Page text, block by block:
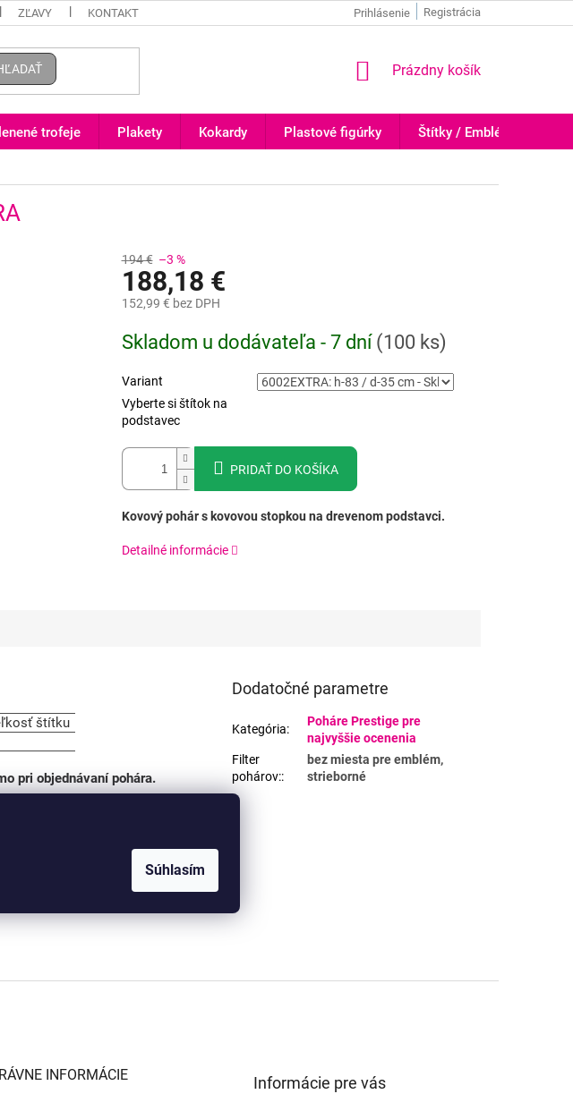
Súhlasím
ZĽAVY KONTAKT Registrácia
Prihlásenie
NÁKUPNÝ
Prázdny košík
trofeje Plakety Kokardy Plastové figúrky Štítky / Emblémy
194 € –3 %
188,18 €
152,99 € bez DPH
cena:
Skladom u dodávateľa - 7 dní (100 ks)
Variant
Vyberte si štítok na
podstavec
PRIDAŤ DO KOŠÍKA
Kovový pohár s kovovou stopkou na drevenom podstavci.
Detailné informácie
štítku
pri objednávaní pohára.
výlučne vo
komponentu vyhradená.
Dodatočné parametre
Kategória:
Poháre Prestige pre
najvyššie ocenenia
Filter
pohárov::
bez miesta pre emblém,
strieborné
INFORMÁCIE Informácie pre vás